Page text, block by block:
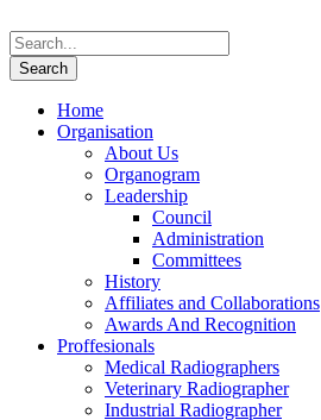
Home
Organisation
About Us
Organogram
Leadership
Council
Administration
Committees
History
Affiliates and Collaborations
Awards And Recognition
Proffesionals
Medical Radiographers
Veterinary Radiographer
Industrial Radiographer